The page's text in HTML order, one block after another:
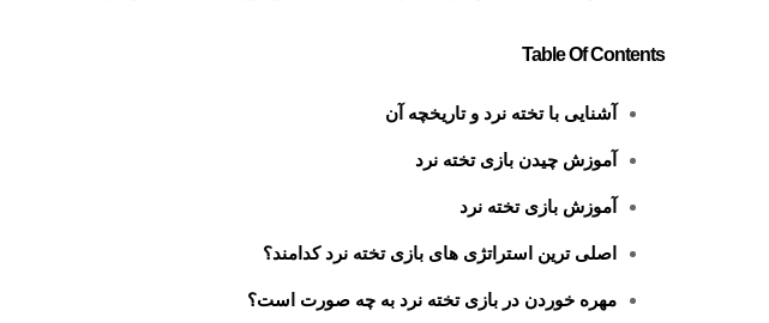
Table Of Contents
آشنایی با تخته نرد و تاریخچه آن
آموزش چیدن بازی تخته نرد
آموزش بازی تخته نرد
اصلی ترین استراتژی های بازی تخته نرد کدامند؟
مهره خوردن در بازی تخته نرد به چه صورت است؟